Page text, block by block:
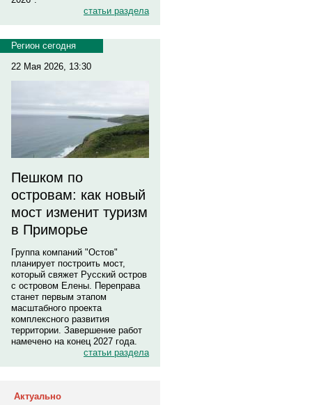
статьи раздела
Регион сегодня
22 Мая 2026, 13:30
Пешком по
островам: как новый
мост изменит туризм
в Приморье
Группа компаний "Остов"
планирует построить мост,
который свяжет Русский остров
с островом Елены. Переправа
станет первым этапом
масштабного проекта
комплексного развития
территории. Завершение работ
намечено на конец 2027 года.
статьи раздела
Актуально